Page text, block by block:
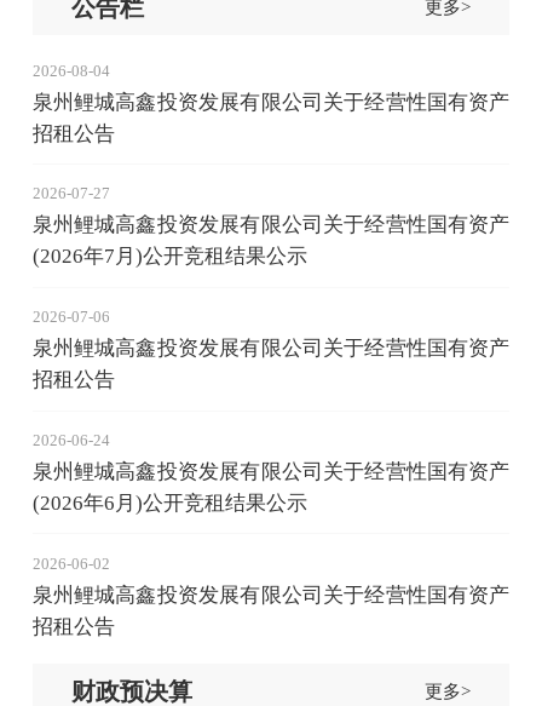
公告栏 更多>
2026-08-04
泉州鲤城高鑫投资发展有限公司关于经营性国有资产
招租公告
2026-07-27
泉州鲤城高鑫投资发展有限公司关于经营性国有资产
(2026年7月)公开竞租结果公示
2026-07-06
泉州鲤城高鑫投资发展有限公司关于经营性国有资产
招租公告
2026-06-24
泉州鲤城高鑫投资发展有限公司关于经营性国有资产
(2026年6月)公开竞租结果公示
2026-06-02
泉州鲤城高鑫投资发展有限公司关于经营性国有资产
招租公告
财政预决算 更多>